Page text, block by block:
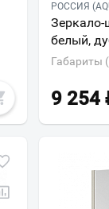
РОССИЯ
белый,
Габариты
9 254